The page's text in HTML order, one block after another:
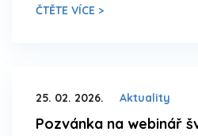
ČTĚTE VÍCE >
25. 02. 2026. Aktuality
Pozvánka na webinář